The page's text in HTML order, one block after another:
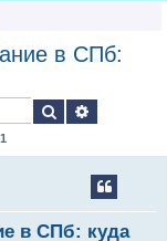
в СПб:
Поиск
1
в СПб: куда